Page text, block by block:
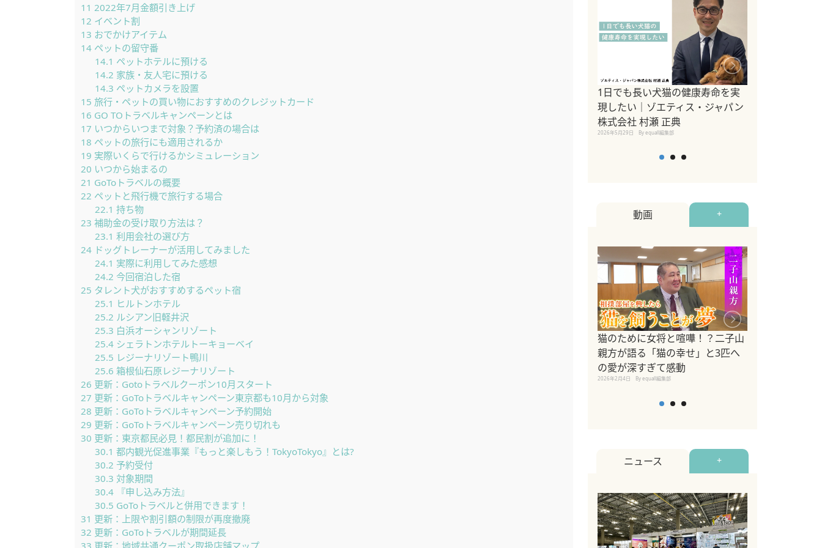
11 2022年7月金額引き上げ
12 イベント割
13 おでかけアイテム
14 ペットの留守番
14.1 ペットホテルに預ける
14.2 家族・友人宅に預ける
14.3 ペットカメラを設置
15 旅行・ペットの買い物におすすめのクレジットカード
16 GO TOトラベルキャンペーンとは
17 いつからいつまで対象？予約済の場合は
18 ペットの旅行にも適用されるか
19 実際いくらで行けるかシミュレーション
20 いつから始まるの
21 GoToトラベルの概要
22 ペットと飛行機で旅行する場合
22.1 持ち物
23 補助金の受け取り方法は？
23.1 利用会社の選び方
24 ドッグトレーナーが活用してみました
24.1 実際に利用してみた感想
24.2 今回宿泊した宿
25 タレント犬がおすすめするペット宿
25.1 ヒルトンホテル
25.2 ルシアン旧軽井沢
25.3 白浜オーシャンリゾート
25.4シェラトンホテルトーキョーベイ
25.5 レジーナリゾート鴨川
25.6 箱根仙石原レジーナリゾート
26 更新：Gotoトラベルクーポン10月スタート
27 更新：GoToトラベルキャンペーン東京都も10月から対象
28 更新：GoToトラベルキャンペーン予約開始
29 更新：GoToトラベルキャンペーン売り切れも
30 更新：東京都民必見！都民割が追加に！
30.1 都内観光促進事業『もっと楽しもう！TokyoTokyo』とは?
30.2 予約受付
30.3 対象期間
30.4『申し込み方法』
30.5 GoToトラベルと併用できます！
31 更新：上限や割引額の制限が再度撤廃
32 更新：GoToトラベルが期間延長
1日でも長い犬猫の健康寿命を実
現したい｜ゾエティス・ジャパン
株式会社 村瀬 正典
2026年5月29日 By equall編集部
動画 +
猫のために女将と喧嘩！？二子山
親方が語る「猫の幸せ」と3匹へ
の愛が深すぎて感動
2026年2月4日 By equall編集部
ニュース +